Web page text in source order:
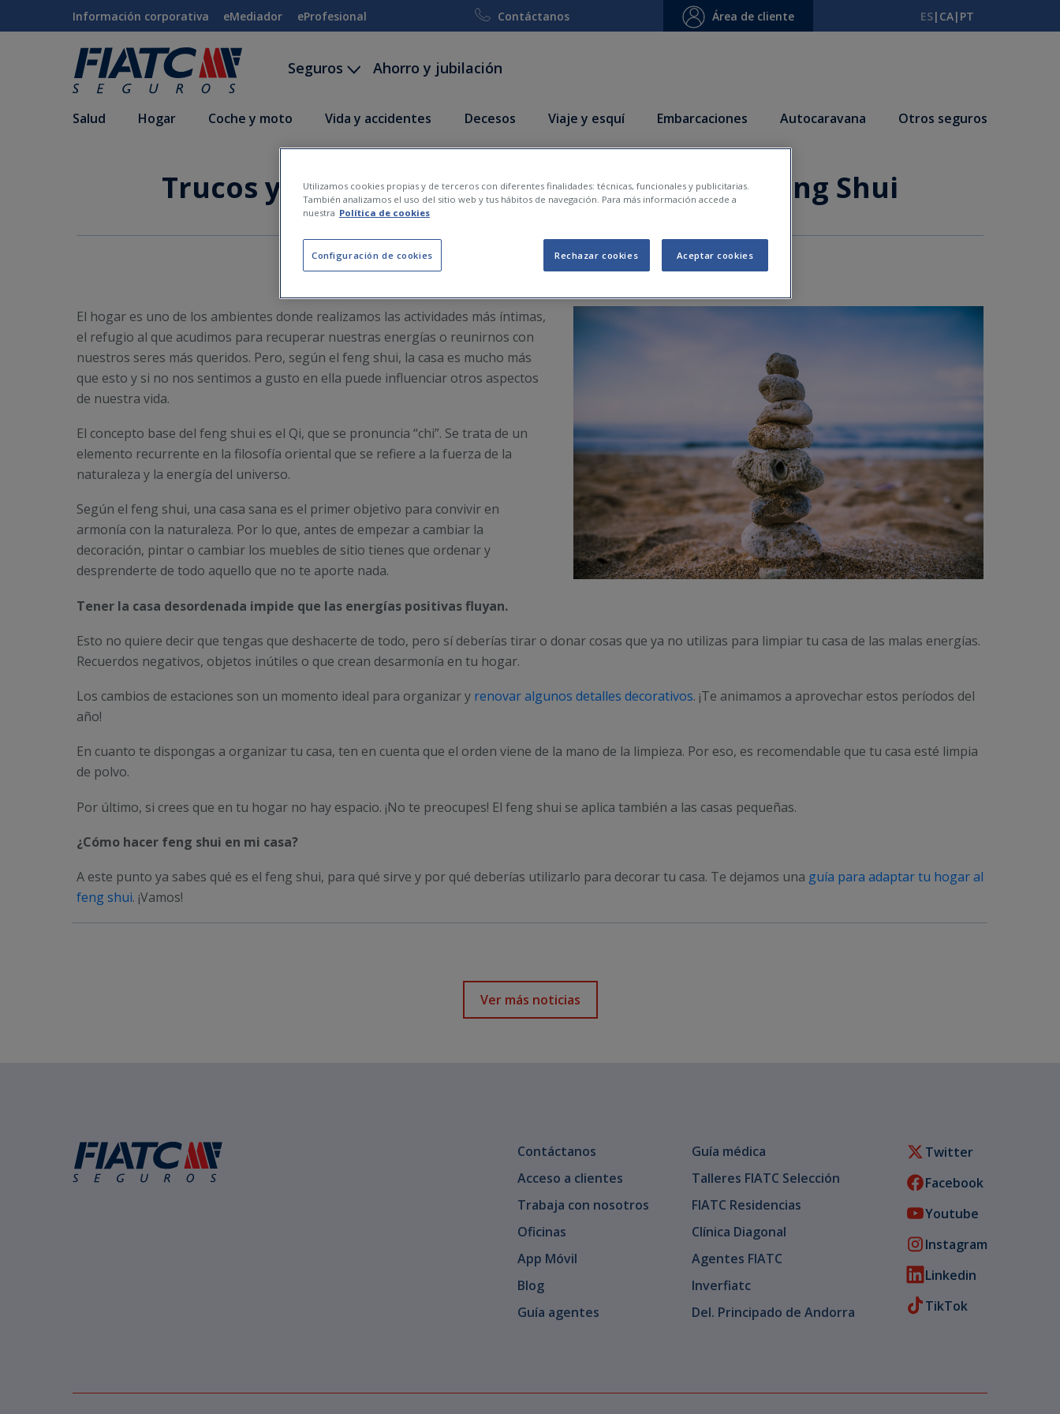
Saltar al contenido principal
Información corporativa eMediador eProfesional Contáctanos Área de cliente ES| CA| PT
Seguros Ahorro y jubilación
Salud Hogar Coche y moto Vida y accidentes Decesos Viaje y esquí Embarcaciones Autocaravana Otros seguros
Trucos y consejos para una casa sana con Feng Shui
2020-05-21
El hogar es uno de los ambientes donde realizamos las actividades más íntimas,
el refugio al que acudimos para recuperar nuestras energías o reunirnos con
nuestros seres más queridos. Pero, según el feng shui, la casa es mucho más
que esto y si no nos sentimos a gusto en ella puede influenciar otros aspectos
de nuestra vida.
El concepto base del feng shui es el Qi, que se pronuncia “chi”. Se trata de un
elemento recurrente en la filosofía oriental que se refiere a la fuerza de la
naturaleza y la energía del universo.
Según el feng shui, una casa sana es el primer objetivo para convivir en
armonía con la naturaleza. Por lo que, antes de empezar a cambiar la
decoración, pintar o cambiar los muebles de sitio tienes que ordenar y
desprenderte de todo aquello que no te aporte nada.
Tener la casa desordenada impide que las energías positivas fluyan.
Esto no quiere decir que tengas que deshacerte de todo, pero sí deberías tirar o donar cosas que ya no utilizas para limpiar tu casa de las malas energías.
Recuerdos negativos, objetos inútiles o que crean desarmonía en tu hogar.
Los cambios de estaciones son un momento ideal para organizar y renovar algunos detalles decorativos. ¡Te animamos a aprovechar estos períodos del
año!
En cuanto te dispongas a organizar tu casa, ten en cuenta que el orden viene de la mano de la limpieza. Por eso, es recomendable que tu casa esté limpia
de polvo.
Por último, si crees que en tu hogar no hay espacio. ¡No te preocupes! El feng shui se aplica también a las casas pequeñas.
¿Cómo hacer feng shui en mi casa?
A este punto ya sabes qué es el feng shui, para qué sirve y por qué deberías utilizarlo para decorar tu casa. Te dejamos una guía para adaptar tu hogar al
feng shui. ¡Vamos!
Ver más noticias
Contáctanos
Acceso a clientes
Trabaja con nosotros
Oficinas
App Móvil
Blog
Guía agentes
Guía médica
Talleres FIATC Selección
FIATC Residencias
Clínica Diagonal
Agentes FIATC
Inverfiatc
Del. Principado de Andorra
Twitter
Facebook
Youtube
Instagram
Linkedin
TikTok
Utilizamos cookies propias y de terceros con diferentes finalidades: técnicas, funcionales y publicitarias.
También analizamos el uso del sitio web y tus hábitos de navegación. Para más información accede a
nuestra Política de cookies
Configuración de cookies Rechazar cookies Aceptar cookies